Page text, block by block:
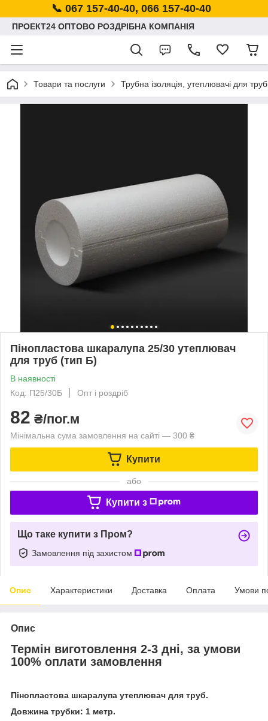
📞 067 157-40-40, 066 157-40-40
ПРОЕКТ24 ОПТОВО РОЗДРІБНА КОМПАНІЯ
Товари та послуги Трубна ізоляція, утеплювачі для труб
Пінопластова шкаралупа 25/30 утеплювач
для труб (тип Б)
В наявності
Код: П25/30Б
Опт і роздріб
82 ₴/пог.м
Мінімальна сума замовлення на сайті — 300 ₴
Купити
або
Купити з
Що таке купити з Пром?
Замовлення під захистом
Опис Характеристики Доставка Оплата Умови
Опис
Термін виготовлення 2-3 дні, за умови
100% оплати замовлення
Пінопластова шкаралупа утеплювач для труб.
Довжина трубки: 1 метр.